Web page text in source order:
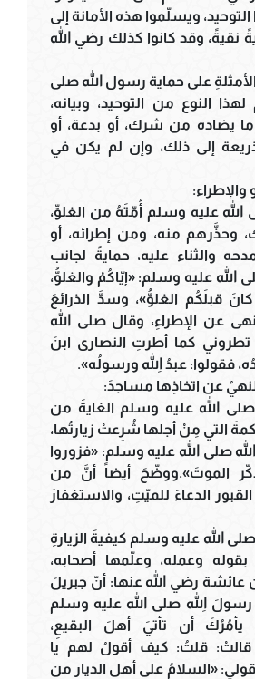
ويسلّموا هذه الأمانة إلى
وقد كانوا كذلك رضي الله
على حماية رسول الله صلى
النوع من التوحيد، وبيانه،
يضاده من شرك، أو بدعة، أو
إلى ذلك، وإن لم يكن في
عليه وسلم أُمّتَهُ من الغلوِّ،
وحذَّرهم منه، ومن إطرائه، أو
والثناء عليه، حمايةً لجانب
الله عليه وسلم: «إيّاكُمْ والغلوُّ،
قبلَكُم الغلوُّ»، وسدَّ الذرائعَ
عن الإطراءِ، وقال صلى الله
كما أطرتِ النصارى ابنَ
فقولوا: عبدُ اللهِ ورسولُه».
الله عليه وسلم الغايةَ من
التي مِنْ أجلها شُرِعتْ زيارتُها،
صلى الله عليه وسلم: «فزوروا
تذكّر الموتَ».ووضّحَ أيضاً أنَّ من
الدعاءَ للميّتِ، والاستغفارَ
الله عليه وسلم كيفيةَ الزيارةِ
بقوله وعمله، وعلّمها أصحابه،
عائشة رضي الله عنها: أنّ جبريلَ
رسولَ اللهِ صلى الله عليه وسلم
أن تأتيَ أهلَ البقيعِ،
قلتُ: كيف أقولُ لهم يا
«السلامُ على أهلِ الديارِ من